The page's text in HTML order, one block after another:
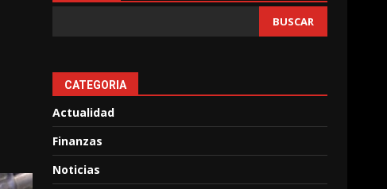
BUSCAR
CATEGORIA
Actualidad
Finanzas
Noticias